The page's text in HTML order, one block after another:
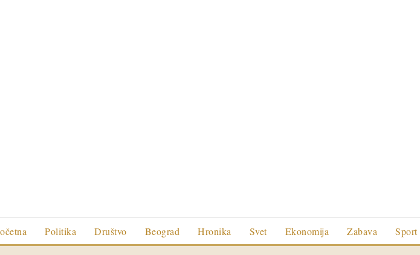
Politika Društvo Beograd Hronika Svet Ekonomija Zabava Sport